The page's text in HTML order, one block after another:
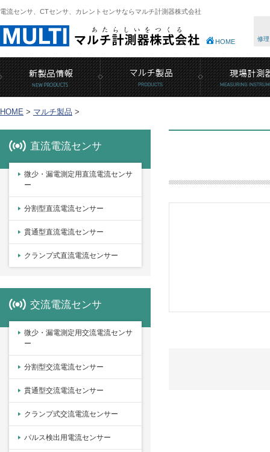
電流センサ、CTセンサ、カレントセンサならマルチ計測器株式会社
HOME 修
HOME > マルチ製品 >
直流電流センサ
微少・漏電測定用直流電流センサ
ー
分割型直流電流センサー
貫通型直流電流センサー
クランプ式直流電流センサー
交流電流センサ
微少・漏電測定用交流電流センサ
ー
分割型交流電流センサー
貫通型交流電流センサー
クランプ式交流電流センサー
パルス検出用電流センサー